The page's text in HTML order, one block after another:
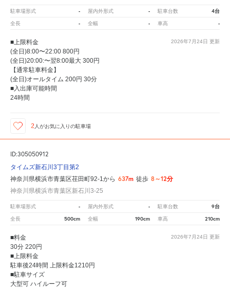
駐車場形式 - 屋内外形式 - 駐車台数 4台
全長 - 全幅 - 車高 -
2026年7月24日 更新
■上限料金
(全日)8:00〜22:00 800円
(全日)20:00:〜翌8:00最大 300円
【通常駐車料金】
(全日)オールタイム 200円 30分
■入出庫可能時間
24時間
2 人がお気に入りの駐車場
ID:305050912
タイムズ新石川3丁目第2
神奈川県横浜市青葉区荏田町92-1から 637m 徒歩 8～12分
神奈川県横浜市青葉区新石川3-25
駐車場形式 - 屋内外形式 - 駐車台数 9台
全長 500cm 全幅 190cm 車高 210cm
2026年7月24日 更新
■料金
30分 220円
■上限料金
駐車後24時間 上限料金1210円
■駐車サイズ
大型可 ハイルーフ可